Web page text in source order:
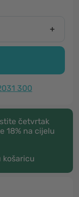
+
300
četvrtak
18% na cijelu
košaricu